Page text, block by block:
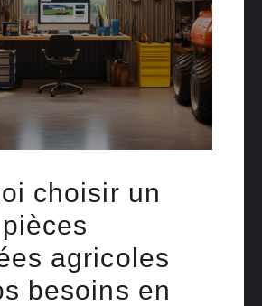
choisir un
agricoles
besoins en